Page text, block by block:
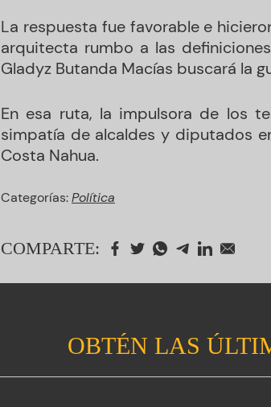
La respuesta fue favorable e
arquitecta rumbo a las
Gladyz Butanda Macías buscará la
En esa ruta, la impulsora de los
simpatía de alcaldes y diputados
Costa Nahua.
Categorías:Política
COMPARTE:
OBTÉN LAS